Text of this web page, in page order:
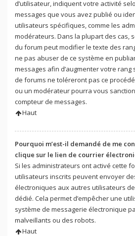
d’utilisateur, indiquent votre activité
messages que vous avez publié ou
utilisateurs spécifiques, comme les
modérateurs. Dans la plupart des cas,
du forum peut modifier le texte des
ne pas abuser de ce système en
messages afin d’augmenter votre rang
de forums ne toléreront pas ce
ou un modérateur pourra vous
compteur de messages.
Haut
Pourquoi m’est-il demandé de me
clique sur le lien de courrier
Si les administrateurs ont activé cette
utilisateurs inscrits peuvent envoyer
électroniques aux autres utilisateurs
dédié. Cela permet d’empêcher une
système de messagerie électronique
malveillants ou des robots.
Haut